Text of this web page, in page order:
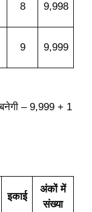
8 9,998
9 9,999
बनेगी – 9,999 + 1
इकाई
अंकों में
संख्या